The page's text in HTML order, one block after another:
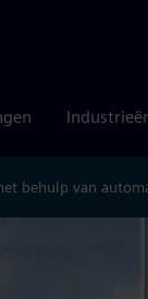
behulp van
2026